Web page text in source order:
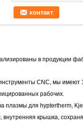
контакт
в продукции
CNC, мы имеют
рабочих.
для hyptertherm,
внутренняя крышка,